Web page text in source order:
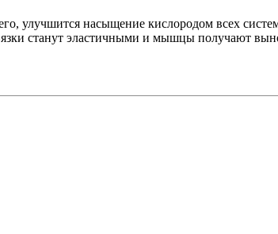
улучшится насыщение кислородом всех
станут эластичными и мышцы получают